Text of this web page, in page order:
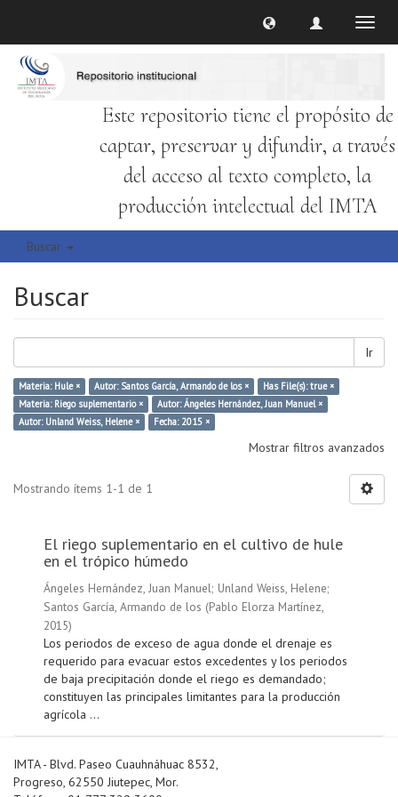
Este repositorio tiene el propósito de
captar, preservar y difundir, a través
del acceso al texto completo, la
producción intelectual del IMTA
Buscar
Buscar
Ir
Materia: Hule × Autor: Santos García, Armando de los ×
Has File(s): true ×
Materia: Riego suplementario ×
Autor: Ángeles Hernández, Juan Manuel ×
Autor: Unland Weiss, Helene ×
Fecha: 2015 ×
Mostrar filtros avanzados
Mostrando ítems 1-1 de 1
El riego suplementario en el cultivo de hule
en el trópico húmedo
Ángeles Hernández, Juan Manuel; Unland Weiss, Helene;
Santos García, Armando de los (Pablo Elorza Martínez,
2015)
Los periodos de exceso de agua donde el drenaje es
requerido para evacuar estos excedentes y los periodos
de baja precipitación donde el riego es demandado;
constituyen las principales limitantes para la producción
agrícola ...
IMTA - Blvd. Paseo Cuauhnáhuac 8532,
Progreso, 62550 Jiutepec, Mor.